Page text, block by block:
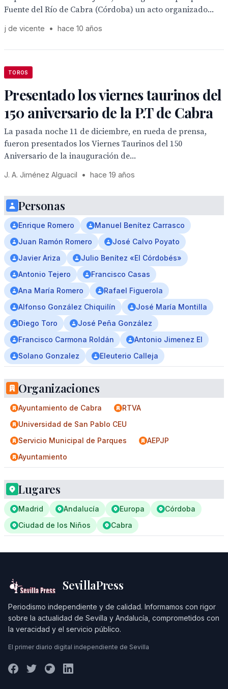
Fuente del Río de Cabra (Córdoba) un acto organizado...
j de vicente • hace 10 años
TOROS
Presentado los viernes taurinos del
150 aniversario de la P.T de Cabra
La pasada noche 11 de diciembre, en rueda de prensa,
fueron presentados los Viernes Taurinos del 150
Aniversario de la inauguración de...
J. A. Jiménez Alguacil • hace 19 años
Personas
Enrique Romero
Manuel Benítez Carrasco
Juan Ramón Romero
José Calvo Poyato
Javier Ariza
Julio Benítez «El Córdobés»
Antonio Tejero
Francisco Casas
Ana María Romero
Rafael Figuerola
Alfonso González Chiquilín
José María Montilla
Diego Toro
José Peña González
Francisco Carmona Roldán
Antonio Jimenez El
Solano Gonzalez
Eleuterio Calleja
Organizaciones
Ayuntamiento de Cabra
RTVA
Universidad de San Pablo CEU
Servicio Municipal de Parques
AEPJP
Ayuntamiento
Lugares
Madrid Andalucía Europa
Córdoba
Ciudad de los Niños
Cabra
SevillaPress
Periodismo independiente y de calidad. Informamos con rigor
sobre la actualidad de Sevilla y Andalucía, comprometidos con
la veracidad y el servicio público.
El primer diario digital independiente de Sevilla